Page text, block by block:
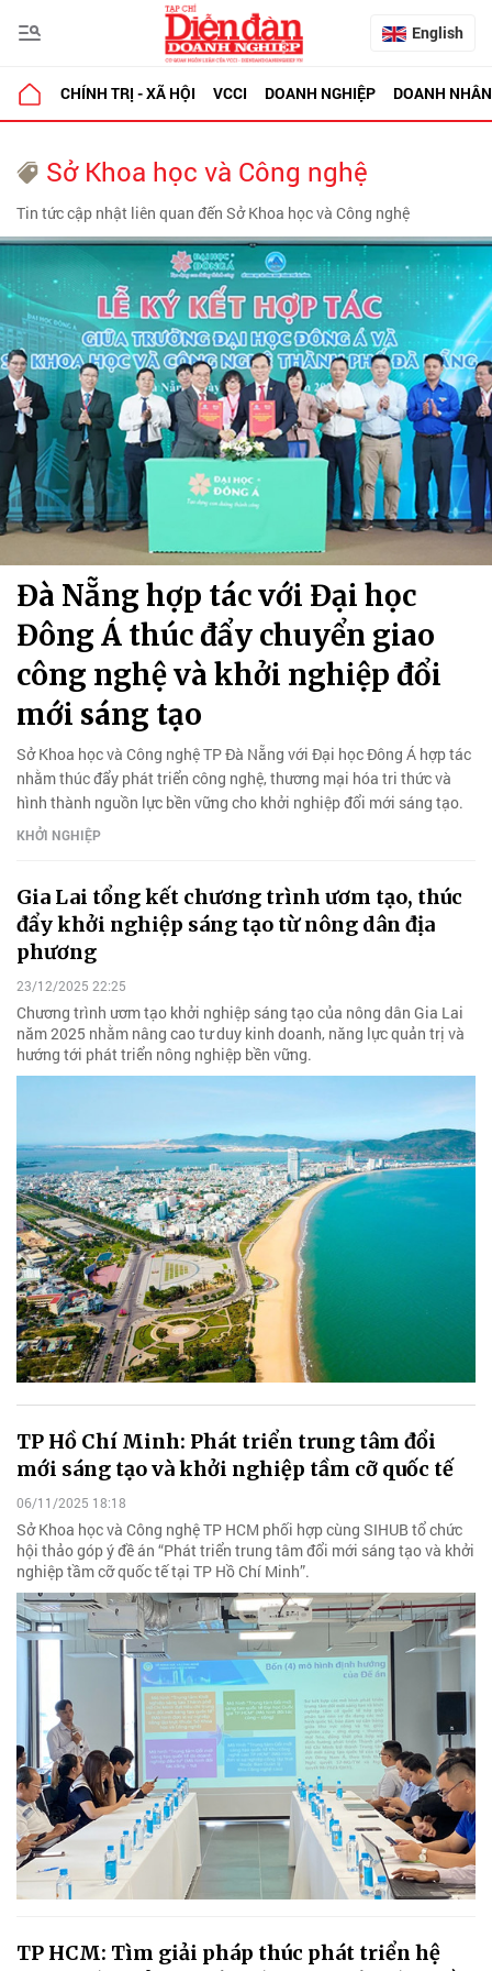
English
CHÍNH TRỊ - XÃ HỘI VCCI DOANH NGHIỆP DOANH NHÂN
Sở Khoa học và Công nghệ
Tin tức cập nhật liên quan đến Sở Khoa học và Công nghệ
Đà Nẵng hợp tác với Đại học
Đông Á thúc đẩy chuyển giao
công nghệ và khởi nghiệp đổi
mới sáng tạo
Sở Khoa học và Công nghệ TP Đà Nẵng với Đại học Đông Á hợp tác
nhằm thúc đẩy phát triển công nghệ, thương mại hóa tri thức và
hình thành nguồn lực bền vững cho khởi nghiệp đổi mới sáng tạo.
KHỞI NGHIỆP
Gia Lai tổng kết chương trình ươm tạo, thúc
đẩy khởi nghiệp sáng tạo từ nông dân địa
phương
23/12/2025 22:25
Chương trình ươm tạo khởi nghiệp sáng tạo của nông dân Gia Lai
năm 2025 nhằm nâng cao tư duy kinh doanh, năng lực quản trị và
hướng tới phát triển nông nghiệp bền vững.
TP Hồ Chí Minh: Phát triển trung tâm đổi
mới sáng tạo và khởi nghiệp tầm cỡ quốc tế
06/11/2025 18:18
Sở Khoa học và Công nghệ TP HCM phối hợp cùng SIHUB tổ chức
hội thảo góp ý đề án “Phát triển trung tâm đổi mới sáng tạo và khởi
nghiệp tầm cỡ quốc tế tại TP Hồ Chí Minh”.
TP HCM: Tìm giải pháp thúc phát triển hệ